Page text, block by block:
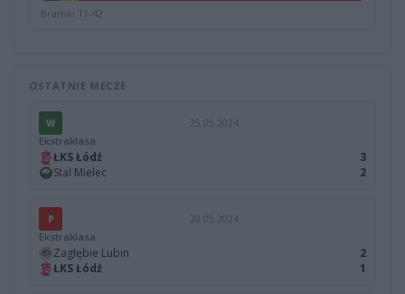
Bramki 11-42
OSTATNIE MECZE
W 25.05.2024
Ekstraklasa
ŁKS Łódź
3
Stal Mielec
2
P 20.05.2024
Ekstraklasa
Zagłębie Lubin
2
ŁKS Łódź
1